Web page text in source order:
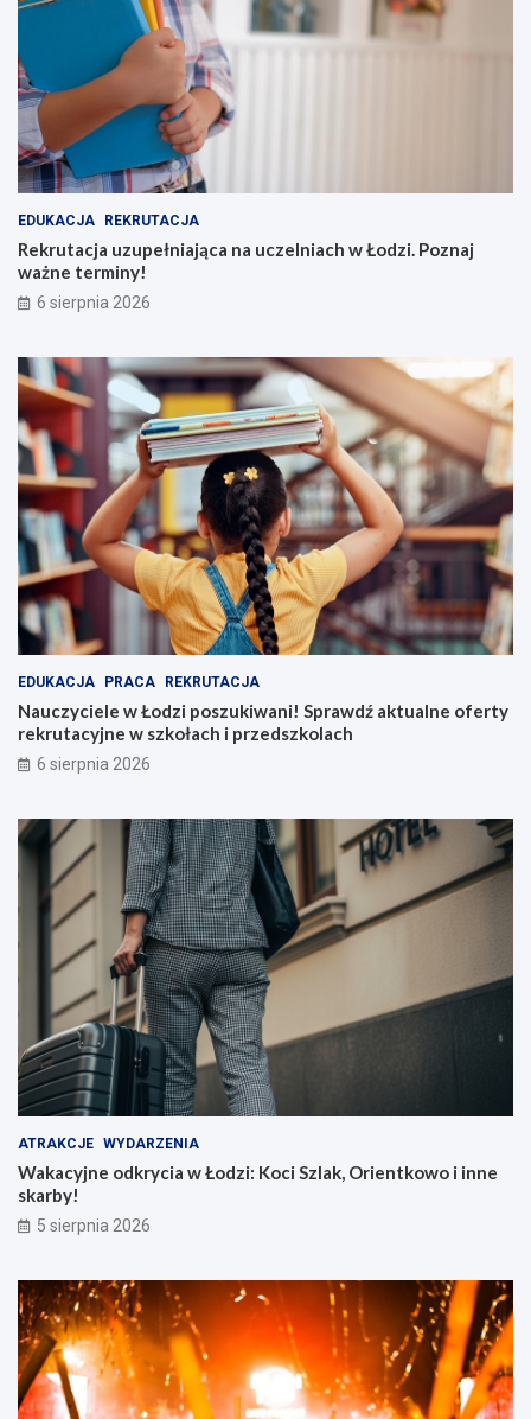
EDUKACJA REKRUTACJA
Rekrutacja uzupełniająca na uczelniach w Łodzi. Poznaj
ważne terminy!
6 sierpnia 2026
EDUKACJA PRACA REKRUTACJA
Nauczyciele w Łodzi poszukiwani! Sprawdź aktualne oferty
rekrutacyjne w szkołach i przedszkolach
6 sierpnia 2026
ATRAKCJE WYDARZENIA
Wakacyjne odkrycia w Łodzi: Koci Szlak, Orientkowo i inne
skarby!
5 sierpnia 2026